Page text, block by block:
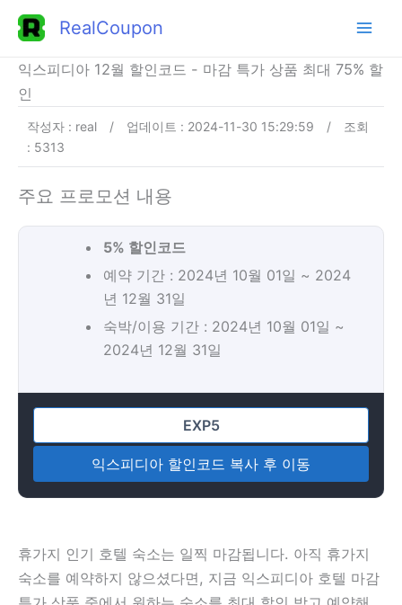
RealCoupon
익스피디아 12월 할인코드 - 마감 특가 상품 최대 75% 할
인
작성자 : real / 업데이트 : 2024-11-30 15:29:59 /
조회
: 5313
주요 프로모션 내용
5% 할인코드
예약 기간 : 2024년 10월 01일 ~ 2024
년 12월 31일
숙박/이용 기간 : 2024년 10월 01일 ~
2024년 12월 31일
익스피디아 할인코드 복사 후 이동
휴가지 인기 호텔 숙소는 일찍 마감됩니다. 아직 휴가지
숙소를 예약하지 않으셨다면, 지금 익스피디아 호텔 마감